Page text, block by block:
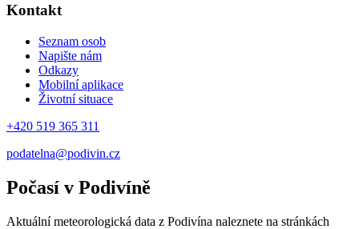
Kontakt
Seznam osob
Napište nám
Odkazy
Mobilní aplikace
Životní situace
+420 519 365 311
podatelna@podivin.cz
Počasí v Podivíně
Aktuální meteorologická data z Podivína naleznete na stránkách